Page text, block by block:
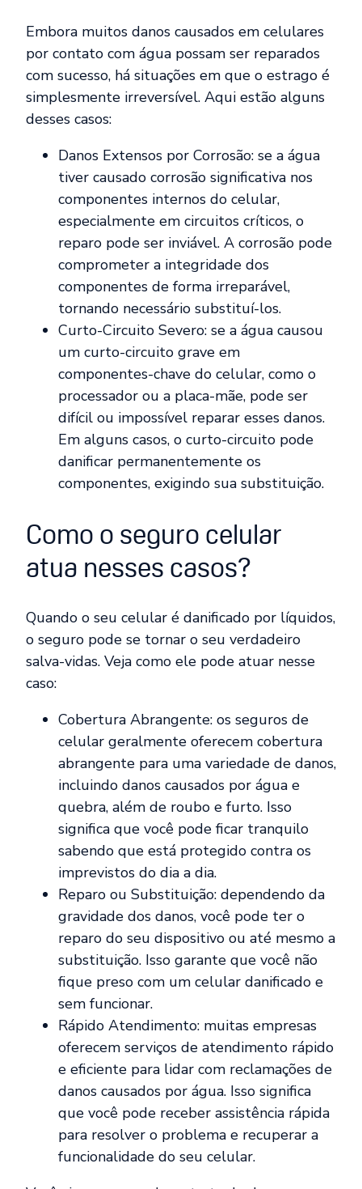
Embora muitos danos causados em celulares
por contato com água possam ser reparados
com sucesso, há situações em que o estrago é
simplesmente irreversível. Aqui estão alguns
desses casos:
Danos Extensos por Corrosão: se a água
tiver causado corrosão significativa nos
componentes internos do celular,
especialmente em circuitos críticos, o
reparo pode ser inviável. A corrosão pode
comprometer a integridade dos
componentes de forma irreparável,
tornando necessário substituí-los.
Curto-Circuito Severo: se a água causou
um curto-circuito grave em
componentes-chave do celular, como o
processador ou a placa-mãe, pode ser
difícil ou impossível reparar esses danos.
Em alguns casos, o curto-circuito pode
danificar permanentemente os
componentes, exigindo sua substituição.
Como o seguro celular
atua nesses casos?
Quando o seu celular é danificado por líquidos,
o seguro pode se tornar o seu verdadeiro
salva-vidas. Veja como ele pode atuar nesse
caso:
Cobertura Abrangente: os seguros de
celular geralmente oferecem cobertura
abrangente para uma variedade de danos,
incluindo danos causados por água e
quebra, além de roubo e furto. Isso
significa que você pode ficar tranquilo
sabendo que está protegido contra os
imprevistos do dia a dia.
Reparo ou Substituição: dependendo da
gravidade dos danos, você pode ter o
reparo do seu dispositivo ou até mesmo a
substituição. Isso garante que você não
fique preso com um celular danificado e
sem funcionar.
Rápido Atendimento: muitas empresas
oferecem serviços de atendimento rápido
e eficiente para lidar com reclamações de
danos causados por água. Isso significa
que você pode receber assistência rápida
para resolver o problema e recuperar a
funcionalidade do seu celular.